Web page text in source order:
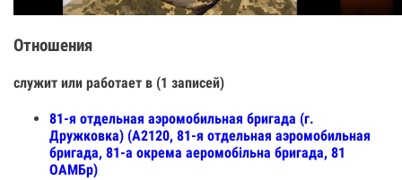
Отношения
служит или работает в (1 записей)
81-я отдельная аэромобильная бригада (г.
Дружковка) (А2120, 81-я отдельная аэромобильная
бригада, 81-а окрема аеромобільна бригада, 81
ОАМБр)